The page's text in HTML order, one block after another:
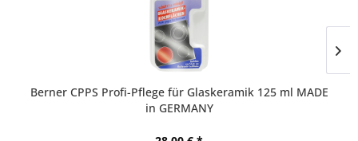
Berner CPPS Profi-Pflege für Glaskeramik 125 ml MADE
in GERMANY